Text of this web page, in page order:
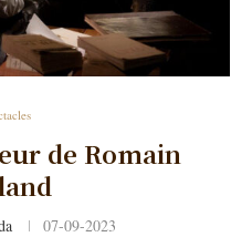
de Romain
07-09-2023